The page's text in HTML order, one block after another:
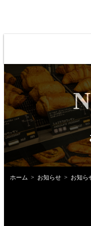
コン
クオ
メニ
お知
ホーム お知らせ お知ら